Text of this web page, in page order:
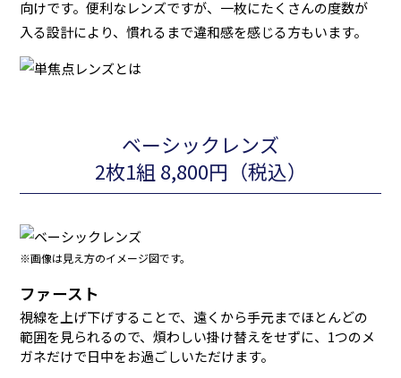
向けです。便利なレンズですが、一枚にたくさんの度数が
入る設計により、慣れるまで違和感を感じる方もいます。
ベーシックレンズ
2枚1組 8,800円（税込）
※画像は見え方のイメージ図です。
ファースト
視線を上げ下げすることで、遠くから手元までほとんどの
範囲を見られるので、煩わしい掛け替えをせずに、1つのメ
ガネだけで日中をお過ごしいただけます。